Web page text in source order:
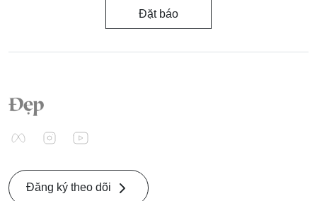
Đặt báo
Đăng ký theo dõi